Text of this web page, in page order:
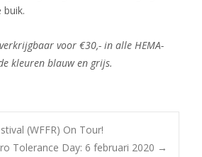
buik.
voor €30,- in alle HEMA-
kleuren blauw en grijs.
(WFFR) On Tour!
Tolerance Day: 6 februari 2020 →